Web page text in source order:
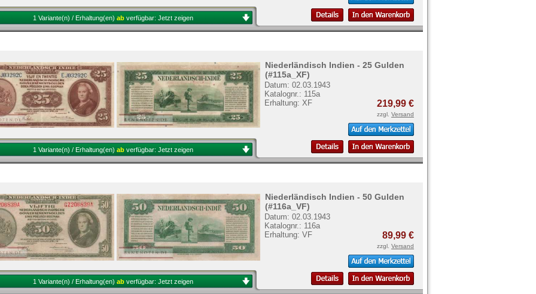
1 Variante(n) / Erhaltung(en) ab verfügbar: Jetzt zeigen
Niederländisch Indien - 25 Gulden
(#115a_XF)
Datum: 02.03.1943
Katalognr.: 115a
Erhaltung: XF
219,99 €
zzgl. Versand
1 Variante(n) / Erhaltung(en) ab verfügbar: Jetzt zeigen
Niederländisch Indien - 50 Gulden
(#116a_VF)
Datum: 02.03.1943
Katalognr.: 116a
Erhaltung: VF
89,99 €
zzgl. Versand
1 Variante(n) / Erhaltung(en) ab verfügbar: Jetzt zeigen